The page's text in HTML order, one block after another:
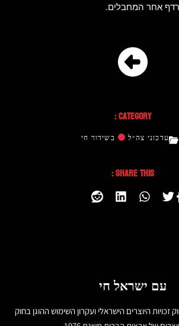
אחר המחבלים.
Category :
עדכוני צה״ל בשידור חי
Share This :
עם ישראל חי
27א לחוק זכויות היוצרים הישראלי ועקרון השימוש ההוגן בחוק